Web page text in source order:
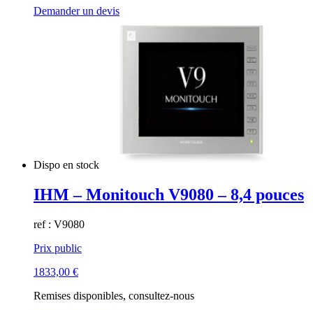
Demander un devis
Dispo en stock
IHM – Monitouch V9080 – 8,4 pouces
ref : V9080
Prix public
1833,00 €
Remises disponibles, consultez-nous